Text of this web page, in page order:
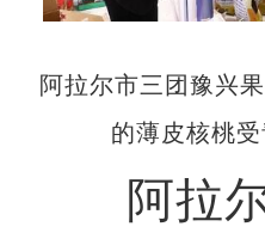
阿拉尔市三团豫兴
的薄皮核桃
阿拉尔